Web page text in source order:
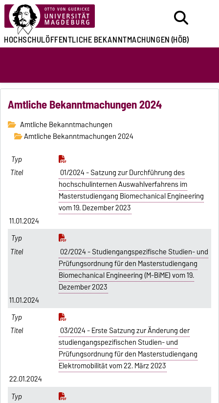
HOCHSCHULÖFFENTLICHEBEKANNTMACHUNGEN(HÖB)
Amtliche Bekanntmachungen 2024
Amtliche Bekanntmachungen
Amtliche Bekanntmachungen 2024
01/2024 - Satzung zur Durchführung des
hochschulinternen Auswahlverfahrens im
Masterstudiengang Biomechanical Engineering
vom 19. Dezember 2023
11.01.2024
02/2024 - Studiengangspezifische Studien- und
Prüfungsordnung für den Masterstudiengang
Biomechanical Engineering (M-BiME) vom 19.
Dezember 2023
11.01.2024
03/2024 - Erste Satzung zur Änderung der
studiengangspezifischen Studien- und
Prüfungsordnung für den Masterstudiengang
Elektromobilität vom 22. März 2023
22.01.2024